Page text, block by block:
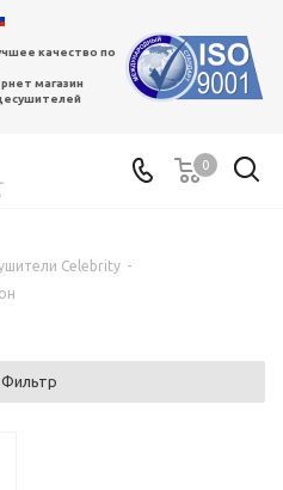
качество по
магазин
0
Celebrity -
Фильтр